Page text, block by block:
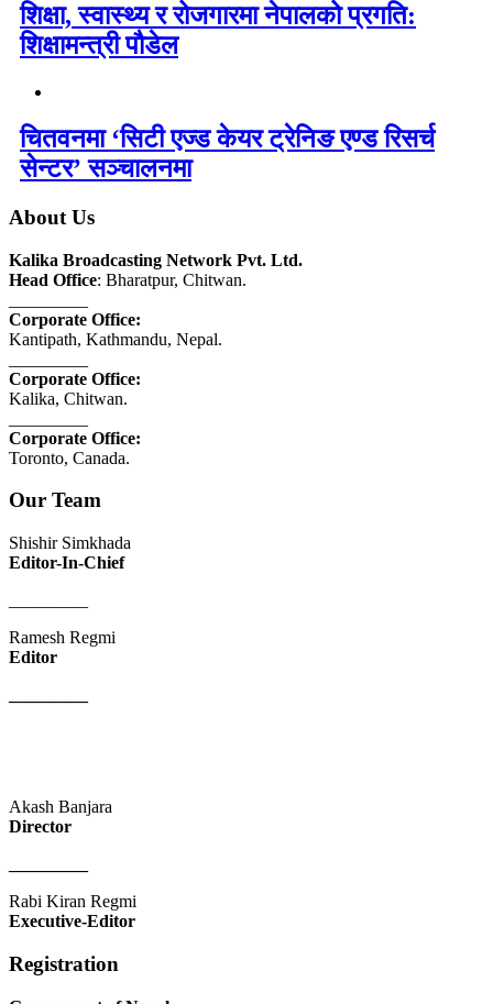
शिक्षा, स्वास्थ्य र रोजगारमा नेपालको प्रगति:
शिक्षामन्त्री पौडेल
चितवनमा ‘सिटी एज्ड केयर ट्रेनिङ एण्ड रिसर्च
सेन्टर’ सञ्चालनमा
About Us
Kalika Broadcasting Network Pvt. Ltd.
Head Office: Bharatpur, Chitwan.
Corporate Office:
Kantipath, Kathmandu, Nepal.
Corporate Office:
Kalika, Chitwan.
Corporate Office:
Toronto, Canada.
Our Team
Shishir Simkhada
Editor-In-Chief
Ramesh Regmi
Editor
Akash Banjara
Director
Rabi Kiran Regmi
Executive-Editor
Registration